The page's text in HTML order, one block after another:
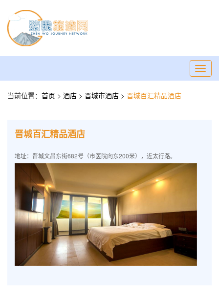
当前位置： 首页 > 酒店 > 晋城市酒店 > 晋城百汇精品酒店
晋城百汇精品酒店
地址：晋城文昌东街682号（市医院向东200米），近太行路。